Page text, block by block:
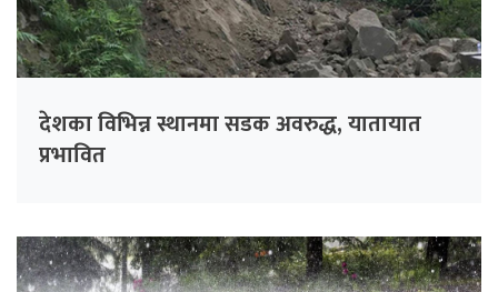
देशका विभिन्न स्थानमा सडक अवरुद्ध, यातायात
प्रभावित